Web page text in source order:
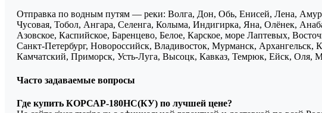
Отправка по водным путям — реки: Волга, Дон, Обь, Енисей, Лена,
Чусовая, Тобол, Ангара, Селенга, Колыма, Индигирка, Яна, Олёнек,
Азовское, Каспийское, Баренцево, Белое, Карское, море Лаптевых,
Санкт-Петербург, Новороссийск, Владивосток, Мурманск, Архангельск,
Камчатский, Приморск, Усть-Луга, Высоцк, Кавказ, Темрюк, Ейск, Оля,
Часто задаваемые вопросы
Где купить КОРСАР-180НС(КУ) по лучшей цене?